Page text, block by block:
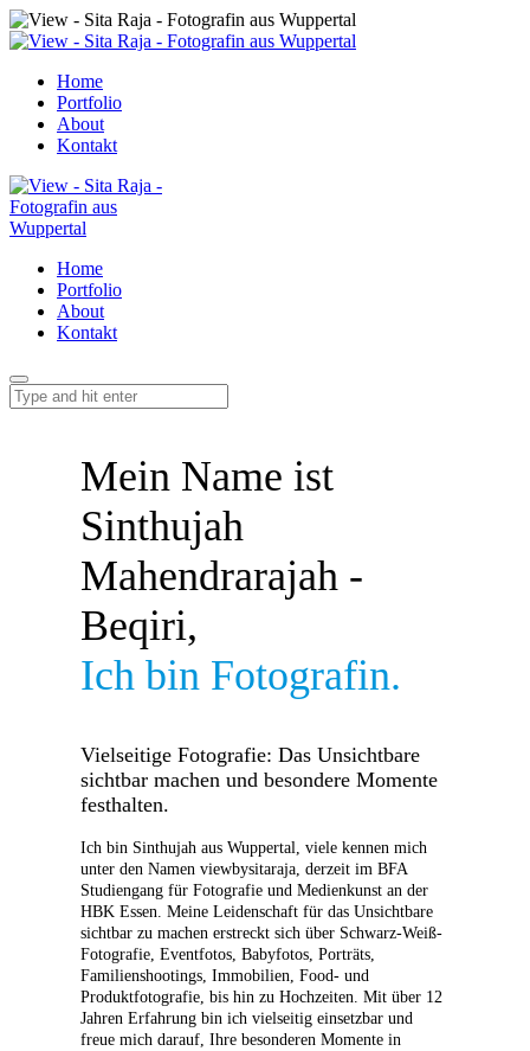
Home
Portfolio
About
Kontakt
Home
Portfolio
About
Kontakt
Mein Name ist
Sinthujah
Mahendrarajah -
Beqiri,
Ich bin Fotografin.
Vielseitige Fotografie: Das Unsichtbare
sichtbar machen und besondere Momente
festhalten.
Ich bin Sinthujah aus Wuppertal, viele kennen mich
unter den Namen viewbysitaraja, derzeit im BFA
Studiengang für Fotografie und Medienkunst an der
HBK Essen. Meine Leidenschaft für das Unsichtbare
sichtbar zu machen erstreckt sich über Schwarz-Weiß-
Fotografie, Eventfotos, Babyfotos, Porträts,
Familienshootings, Immobilien, Food- und
Produktfotografie, bis hin zu Hochzeiten. Mit über 12
Jahren Erfahrung bin ich vielseitig einsetzbar und
freue mich darauf, Ihre besonderen Momente in